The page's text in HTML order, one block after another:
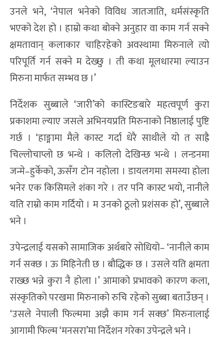
उनले भने, ‘नेपाल भनेको विविध जातजाति, धर्मसंस्कृति
भएको देश हो । हाम्रो कथा बोक्ने अनुहार वा काम गर्न सक्ने
क्षमतावान् कलाकार चाहिरहेको अवस्थामा मिरुनाले त्यो
परिपूर्ति गर्न सक्ने म देख्छु । ती कथा मूलधारमा ल्याउन
मिरुना मार्फत सम्भव छ ।’
निर्देशक सुब्बाले ‘जारी’को कास्टिङबारे महत्वपूर्ण कुरा
प्रकाशमा ल्याए जसले अभिनयप्रति मिरुनाको निष्ठालाई पुष्टि
गर्छ । ‘हाङ्मामा मैले कास्ट गर्दा धेरै साथीले यो त साह्रै
चिल्लोचाप्लो छ भन्थे । कलिलो देखिन्छ भन्थे । लन्डनमा
जन्मे–हुर्केको, ऊसँग टोन नहोला । डायलगमा समस्या होला
भनेर एक किसिमले शंका गरे । तर पनि कास्ट भयो, नानीले
यति राम्रो काम गर्दियो । म उनको ठूलो प्रशंसक हो’, सुब्बाले
भने ।
उपेन्द्रलाई यसको सामाजिक अर्थबारे सोधियो– ‘नानीले काम
गर्न सक्छ । ऊ मिहिनेती छ । बौद्धिक छ । उसले यति क्षमता
राख्छ भन्ने कुरा नै होला ।’ आमाको प्रभावको कारण कला,
संस्कृतिको परखमा मिरुनाको रुचि रहेको सुब्बा बताउँछन् ।
‘उसले नेपाली फिल्ममा अझै काम गर्न सक्छ’ मिरुनालाई
आगामी फिल्म ‘मनसरा’मा निर्देशन गरेका उपेन्द्रले भने ।